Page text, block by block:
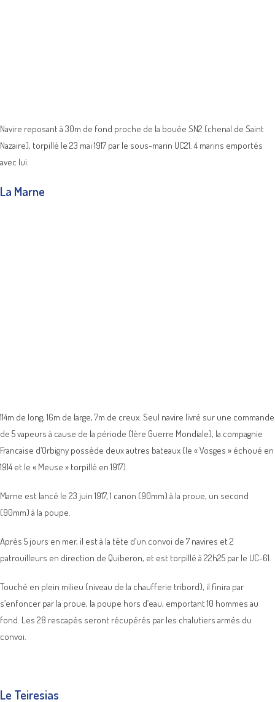
Navire reposant à 30m de fond proche de la bouée SN2 (chenal de Saint
Nazaire), torpillé le 23 mai 1917 par le sous-marin UC21. 4 marins emportés
avec lui.
La Marne
114m de long, 16m de large, 7m de creux. Seul navire livré sur une commande
de 5 vapeurs à cause de la période (1ère Guerre Mondiale), la compagnie
Francaise d’Orbigny possède deux autres bateaux (le « Vosges » échoué en
1914 et le « Meuse » torpillé en 1917).
Marne est lancé le 23 juin 1917, 1 canon (90mm) à la proue, un second
(90mm) à la poupe.
Après 5 jours en mer, il est à la tête d’un convoi de 7 navires et 2
patrouilleurs en direction de Quiberon, et est torpillé à 22h25 par le UC-61.
Touché en plein milieu (niveau de la chaufferie tribord), il finira par
s’enfoncer par la proue, la poupe hors d’eau, emportant 10 hommes au
fond. Les 28 rescapés seront récupérés par les chalutiers armés du
convoi.
Le Teiresias